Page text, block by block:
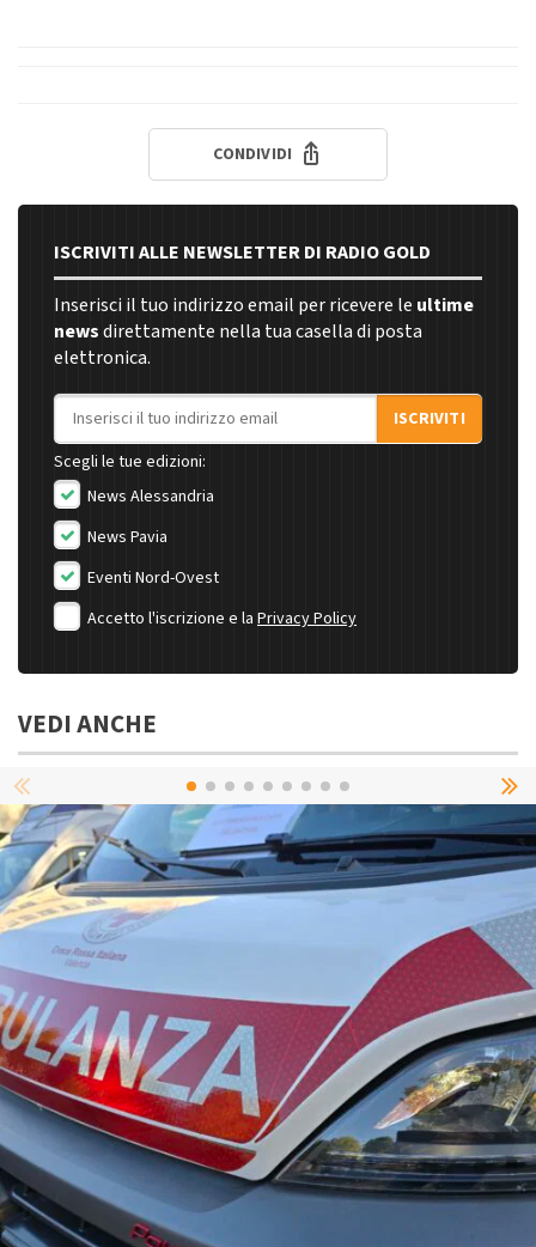
CONDIVIDI
ISCRIVITI ALLE NEWSLETTER DI RADIO GOLD
Inserisci il tuo indirizzo email per ricevere le ultime
newsdirettamente nella tua casella di posta
elettronica.
Indirizzo email
ISCRIVITI
Scegli le tue edizioni:
News Alessandria
News Pavia
Eventi Nord-Ovest
Accetto l'iscrizione e la Privacy Policy
VEDI ANCHE